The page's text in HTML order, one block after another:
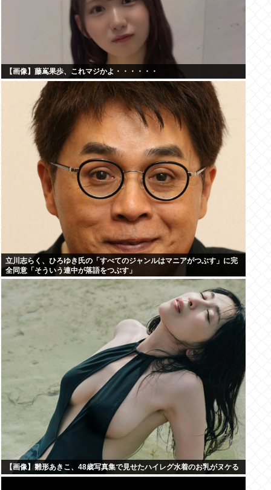
【画像】藤嶌果歩、これマジかよ・・・・・・
立川志らく、ひろゆき氏の「すべてのジャンルはマニアがつぶす」に完
全同意「そういう連中が落語をつぶす」
【画像】雛形あきこ、48歳写真集で見せたハイレグ水着のお乳がヌケる